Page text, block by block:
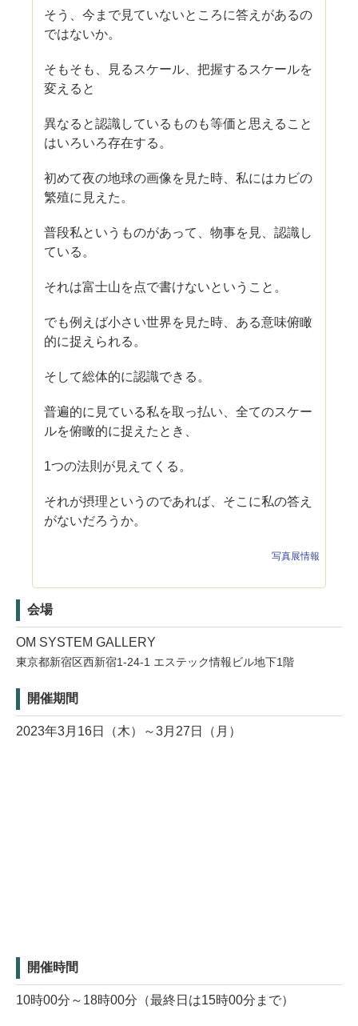
そう、今まで見ていないところに答えがあるの
ではないか。
そもそも、見るスケール、把握するスケールを
変えると
異なると認識しているものも等価と思えること
はいろいろ存在する。
初めて夜の地球の画像を見た時、私にはカビの
繁殖に見えた。
普段私というものがあって、物事を見、認識し
ている。
それは富士山を点で書けないということ。
でも例えば小さい世界を見た時、ある意味俯瞰
的に捉えられる。
そして総体的に認識できる。
普遍的に見ている私を取っ払い、全てのスケー
ルを俯瞰的に捉えたとき、
1つの法則が見えてくる。
それが摂理というのであれば、そこに私の答え
がないだろうか。
写真展情報
会場
OM SYSTEM GALLERY
東京都新宿区西新宿1-24-1 エステック情報ビル地下1階
開催期間
2023年3月16日（木）～3月27日（月）
開催時間
10時00分～18時00分（最終日は15時00分まで）